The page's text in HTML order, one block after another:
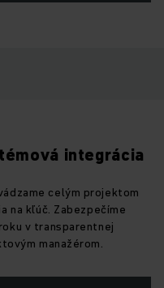
integrácia
celým projektom
na kľúč. Zabezpečíme
v transparentnej
manažérom.